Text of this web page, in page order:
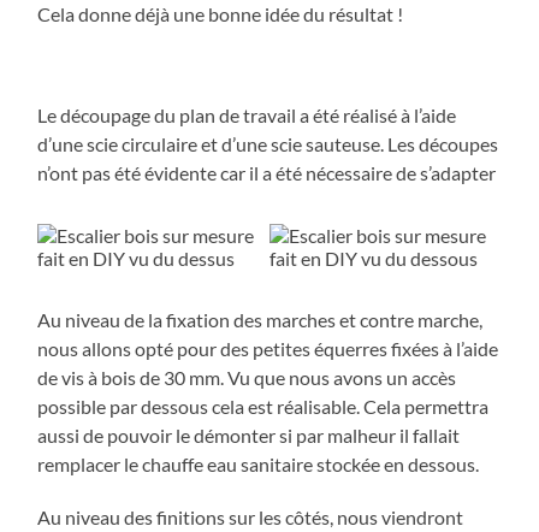
Cela donne déjà une bonne idée du résultat !
Le découpage du plan de travail a été réalisé à l’aide
d’une scie circulaire et d’une scie sauteuse. Les découpes
n’ont pas été évidente car il a été nécessaire de s’adapter
Au niveau de la fixation des marches et contre marche,
nous allons opté pour des petites équerres fixées à l’aide
de vis à bois de 30 mm. Vu que nous avons un accès
possible par dessous cela est réalisable. Cela permettra
aussi de pouvoir le démonter si par malheur il fallait
remplacer le chauffe eau sanitaire stockée en dessous.
Au niveau des finitions sur les côtés, nous viendront